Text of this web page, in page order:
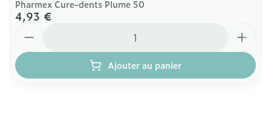
Pharmex Cure-dents Plume 50
4,93 €
Ajouter au panier